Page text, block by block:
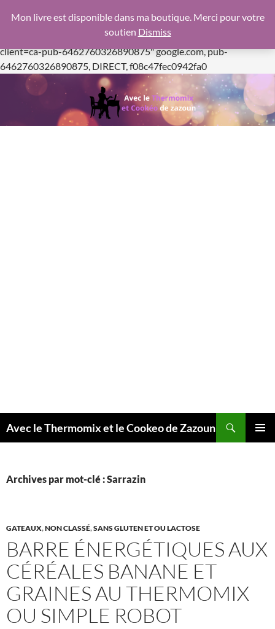
f08c47fec0942fa0
https://pagead2.googlesyndication.com/pagead/js/
client=ca-pub-6462760326890875"google.com, pub-
6462760326890875, DIRECT, f08c47fec0942fa0Aller
au
contenu
Avec le Thermomix et le Cookeo de Zazoun
Archives par mot-clé : Sarrazin
GATEAUX,NON CLASSÉ,SANS GLUTEN ET OU LACTOSE
BARRE ÉNERGÉTIQUES AUX
CÉRÉALES BANANE ET
GRAINES AU THERMOMIX
OU SIMPLE ROBOT
Mon livre est disponible dans ma boutique. Merci pour votre
soutien Dismiss